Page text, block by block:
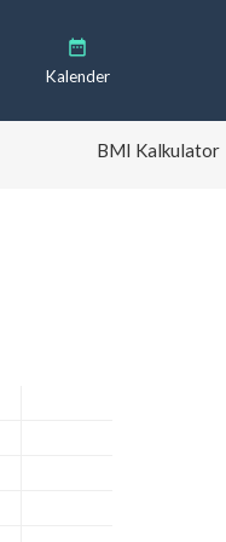
Kalender
BMI Kalkulator